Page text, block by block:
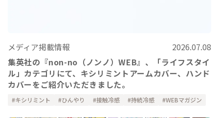
メディア掲載情報
2026.07.08
集英社の『non-no（ノンノ）WEB』、「ライフスタイ
ル」カテゴリにて、キシリミントアームカバー、ハンド
カバーをご紹介いただきました。
キシリミント ひんやり 接触冷感 持続冷感 WEBマガジン